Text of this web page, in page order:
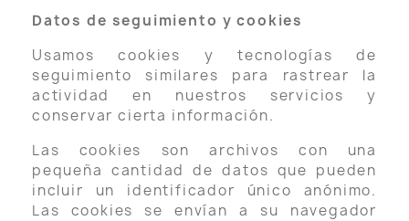
Datos de seguimiento y cookies
Usamos cookies y tecnologías de
seguimiento similares para rastrear la
actividad en nuestros servicios y
conservar cierta información.
Las cookies son archivos con una
pequeña cantidad de datos que pueden
incluir un identificador único anónimo.
Las cookies se envían a su navegador